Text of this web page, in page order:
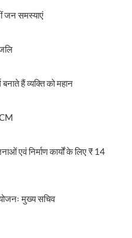
जन समस्याएं
हैं व्यक्ति को महान
एवं निर्माण कार्यों के लिए ₹ 14
मुख्य सचिव